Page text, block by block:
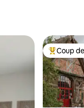
Coup de
Coup